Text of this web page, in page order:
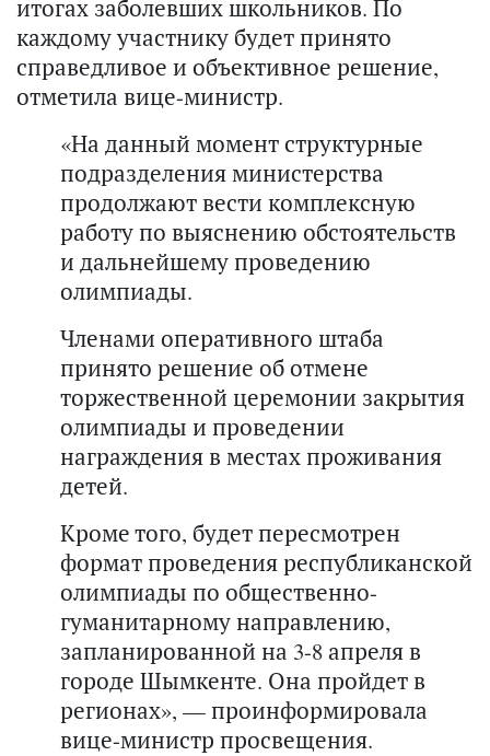
итогах заболевших школьников. По
каждому участнику будет принято
справедливое и объективное решение,
отметила вице-министр.
«На данный момент структурные
подразделения министерства
продолжают вести комплексную
работу по выяснению обстоятельств
и дальнейшему проведению
олимпиады.
Членами оперативного штаба
принято решение об отмене
торжественной церемонии закрытия
олимпиады и проведении
награждения в местах проживания
детей.
Кроме того, будет пересмотрен
формат проведения республиканской
олимпиады по общественно-
гуманитарному направлению,
запланированной на 3-8 апреля в
городе Шымкенте. Она пройдет в
регионах», — проинформировала
вице-министр просвещения.